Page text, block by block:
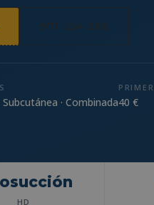
971 254 686
Subcutánea · Combinada40 €
HD